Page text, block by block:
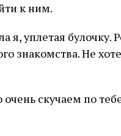
к ним.
я, уплетая булочку.
знакомства. Не
скучаем по